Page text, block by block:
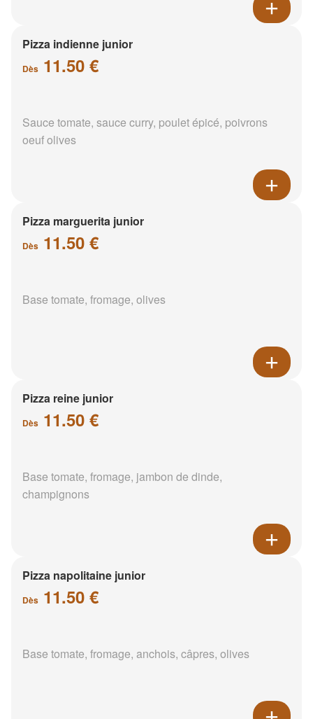
Pizza indienne junior
Dès 11.50 €
Sauce tomate, sauce curry, poulet épicé, poivrons
oeuf olives
Pizza marguerita junior
Dès 11.50 €
Base tomate, fromage, olives
Pizza reine junior
Dès 11.50 €
Base tomate, fromage, jambon de dinde,
champignons
Pizza napolitaine junior
Dès 11.50 €
Base tomate, fromage, anchois, câpres, olives